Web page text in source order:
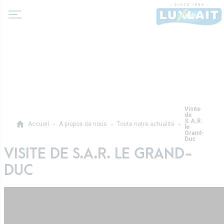
Actualité
Coopérative Agricole
Histoire
Laits et boissons lactées
Accueil A propos de nous Toute notre actualité
Visite
de
S.A.R.
le
Grand-
Duc
VISITE DE S.A.R. LE GRAND-
DUC